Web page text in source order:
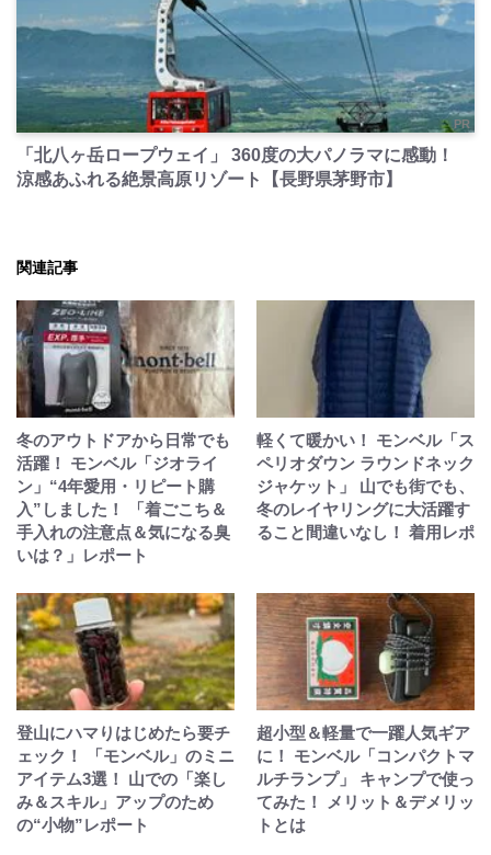
PR
「北八ヶ岳ロープウェイ」 360度の大パノラマに感動！
涼感あふれる絶景高原リゾート【長野県茅野市】
関連記事
冬のアウトドアから日常でも
活躍！ モンベル「ジオライ
ン」“4年愛用・リピート購
入”しました！ 「着ごこち＆
手入れの注意点＆気になる臭
いは？」レポート
軽くて暖かい！ モンベル「ス
ペリオダウン ラウンドネック
ジャケット」 山でも街でも、
冬のレイヤリングに大活躍す
ること間違いなし！ 着用レポ
登山にハマりはじめたら要チ
ェック！ 「モンベル」のミニ
アイテム3選！ 山での「楽し
み＆スキル」アップのため
の“小物”レポート
超小型＆軽量で一躍人気ギア
に！ モンベル「コンパクトマ
ルチランプ」 キャンプで使っ
てみた！ メリット＆デメリッ
トとは